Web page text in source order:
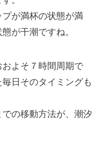
が満杯の状態が満
が干潮ですね。
よそ７時間周期で
日そのタイミングも
の移動方法が、潮汐